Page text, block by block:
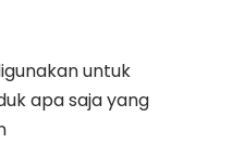
untuk
apa saja yang